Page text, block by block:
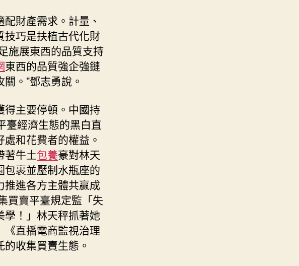
財產需求。計量、
技巧是扶植古代化財
施展東西的品質支持
東西的品質強企強鏈
。”鄧志勇說。
得主要停頓。中國持
臺經濟生態的黑白直
和花費者的權益。
著牛土包養豪對林天
包裹並壓制水瓶座的
進各方主體共贏成
買賣平臺規定監「失
！」林天秤抓著她
直播電商監視治理
收集買賣生態。